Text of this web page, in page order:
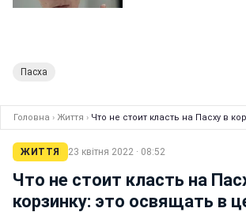
Пасха
Головна › Життя › Что не стоит класть на Пасху в
ЖИТТЯ 23 квітня 2022 · 08:52
Что не стоит класть на
корзинку: это освящать в